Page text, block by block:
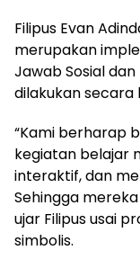
Filipus Evan
merupakan
Jawab Sosial dan
dilakukan secara
“Kami berharap
kegiatan belajar
interaktif, dan
Sehingga
ujar Filipus usai
simbolis.